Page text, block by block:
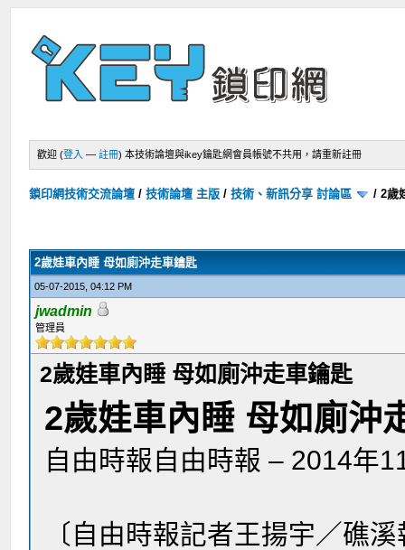
歡迎 (登入 —註冊) 本技術論壇與ikey鑰匙網會員帳號不共用，請重新註冊
鎖印網技術交流論壇 /技術論壇 主版 /技術、新訊分享 討論區 /2歲
2歲娃車內睡 母如廁沖走車鑰匙
05-07-2015, 04:12 PM
jwadmin
管理員
2歲娃車內睡 母如廁沖走車鑰匙
2歲娃車內睡 母如廁沖
自由時報自由時報 – 2014年
〔自由時報記者王揚宇／礁